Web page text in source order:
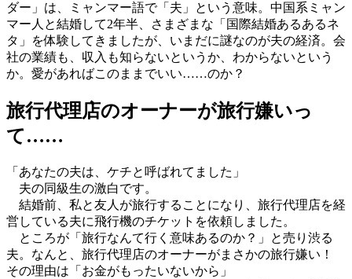
ダー」は、ミャンマー語で「夫」という意味。中国系ミャン
マー人と結婚して2年半、さまざまな「国際結婚あるあるネ
タ」を体験してきましたが、いまだに謎なのが夫の経済。会
社の業績も、収入も知らないというか、わからないという
か。愛があればこのままでいい……のか？
旅行代理店のオーナーが旅行嫌いっ
て……
「あなたの夫は、ケチと呼ばれてました」
夫の同級生の激白です。
結婚前、私と友人が旅行することになり、旅行代理店を経
営している夫に飛行機のチケットを依頼しました。
ところが「旅行なんて行く意味あるのか？」と売り渋る
夫。なんと、旅行代理店のオーナーがまさかの旅行嫌い！
その理由は「お金がもったいないから」